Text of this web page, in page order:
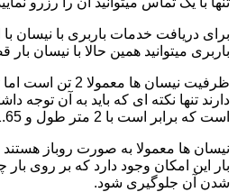
برای دریافت خدمات باربری با نیسان با
باربری میتوانید همین حالا با نیسان
ظرفیت نیسان ها
دارند تنها نکته ای که باید به آن توجه
است که برابر است با 2 متر طول و 1.65 متر عرض.
نیسان ها معمولا به صورت روباز
بار این امکان وجود دارد که بر روی
شدن آن جلوگیری شود.